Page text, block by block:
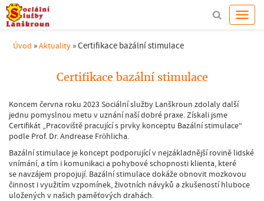
Úvod »Aktuality »Certifikace bazální stimulace
Certifikace bazální stimulace
Koncem června roku 2023 Sociální služby Lanškroun zdolaly další
jednu pomyslnou metu v uznání naší dobré praxe. Získali jsme
Certifikát „Pracoviště pracující s prvky konceptu Bazální stimulace“
podle Prof. Dr. Andrease Fröhlicha.
Bazální stimulace je koncept podporující v nejzákladnější rovině lidské
vnímání, a tím i komunikaci a pohybové schopnosti klienta, které
se navzájem propojují. Bazální stimulace dokáže obnovit mozkovou
činnost i využitím vzpomínek, životních návyků a zkušeností hluboce
uložených v našich paměťových drahách.